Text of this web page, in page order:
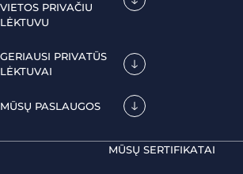
VIETOS PRIVAČIU
LĖKTUVU
GERIAUSI PRIVATŪS
LĖKTUVAI
MŪSŲ PASLAUGOS
MŪSŲ SERTIFIKATAI